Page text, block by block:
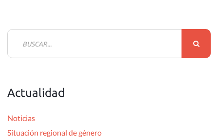
a
:
Actualidad
Noticias
Situación regional de género